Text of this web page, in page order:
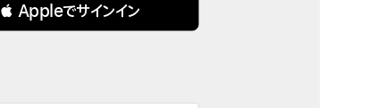
 Appleでサインイン